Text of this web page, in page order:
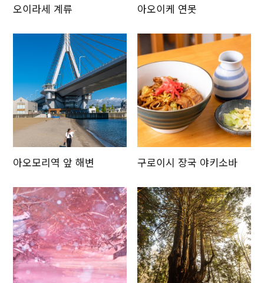
오이라세 계류 아오이케 연못
아오모리역 앞 해변 구로이시 장국 야키소바